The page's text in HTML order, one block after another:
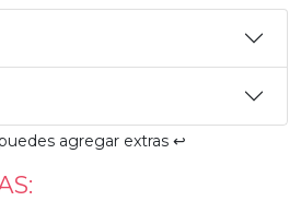
agregar extras ↩️